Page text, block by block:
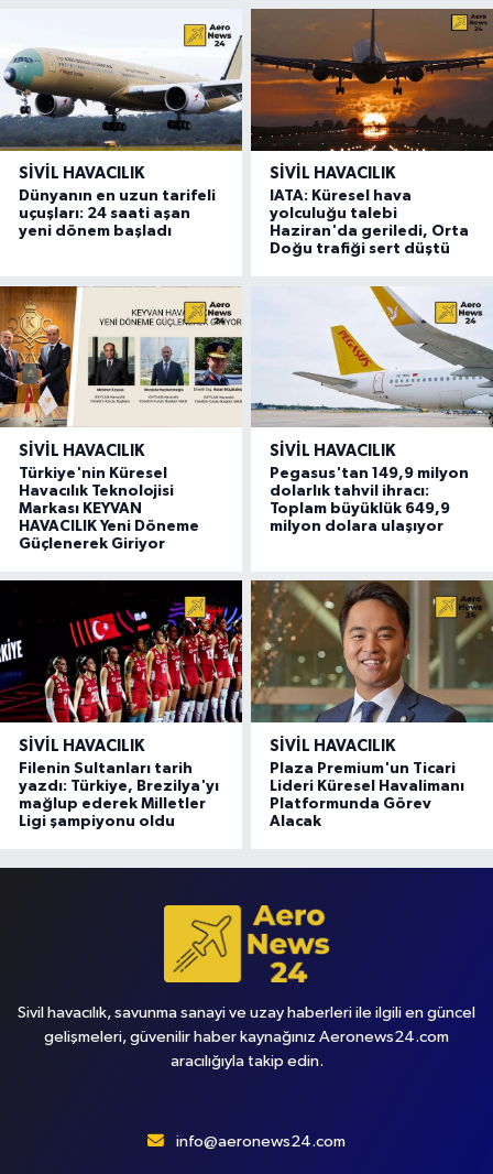
SIVIL HAVACILIK
Dünyanın en uzun tarifeli
uçuşları: 24 saati aşan
yeni dönem başladı
SIVIL HAVACILIK
IATA: Küresel hava
yolculuğu talebi
Haziran'da geriledi, Orta
Doğu trafiği sert düştü
SIVIL HAVACILIK
Türkiye'nin Küresel
Havacılık Teknolojisi
Markası KEYVAN
HAVACILIK Yeni Döneme
Güçlenerek Giriyor
SIVIL HAVACILIK
Pegasus'tan 149,9 milyon
dolarlık tahvil ihracı:
Toplam büyüklük 649,9
milyon dolara ulaşıyor
SIVIL HAVACILIK
Filenin Sultanları tarih
yazdı: Türkiye, Brezilya'yı
mağlup ederek Milletler
Ligi şampiyonu oldu
SIVIL HAVACILIK
Plaza Premium'un Ticari
Lideri Küresel Havalimanı
Platformunda Görev
Alacak
Sivil havacılık, savunma sanayi ve uzay haberleri ile ilgili en güncel
gelişmeleri, güvenilir haber kaynağınız Aeronews24.com
aracılığıyla takip edin.
info@aeronews24.com